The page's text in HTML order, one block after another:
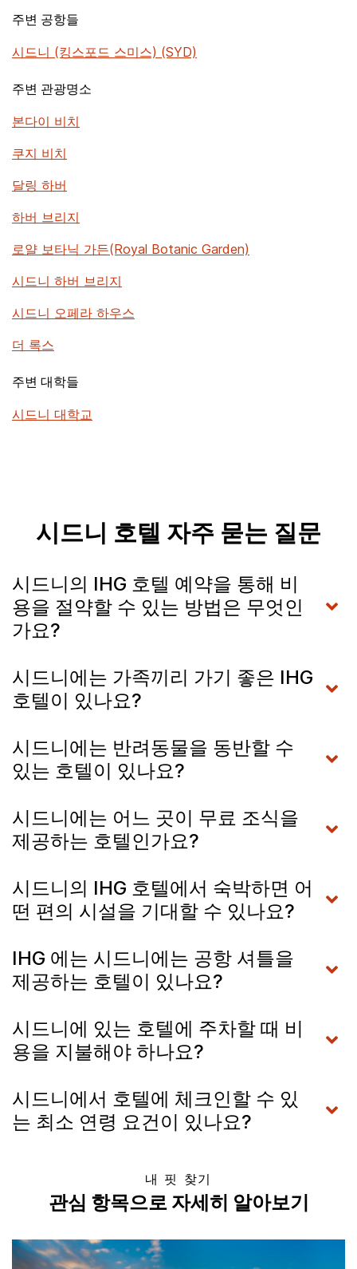
주변 공항들
시드니 (킹스포드 스미스) (SYD)
주변 관광명소
본다이 비치
쿠지 비치
달링 하버
하버 브리지
로얄 보타닉 가든(Royal Botanic Garden)
시드니 하버 브리지
시드니 오페라 하우스
더 록스
주변 대학들
시드니 대학교
시드니 호텔 자주 묻는 질문
시드니의 IHG 호텔 예약을 통해 비
용을 절약할 수 있는 방법은 무엇인
가요?
시드니에는 가족끼리 가기 좋은 IHG
호텔이 있나요?
시드니에는 반려동물을 동반할 수
있는 호텔이 있나요?
시드니에는 어느 곳이 무료 조식을
제공하는 호텔인가요?
시드니의 IHG 호텔에서 숙박하면 어
떤 편의 시설을 기대할 수 있나요?
IHG 에는 시드니에는 공항 셔틀을
제공하는 호텔이 있나요?
시드니에 있는 호텔에 주차할 때 비
용을 지불해야 하나요?
시드니에서 호텔에 체크인할 수 있
는 최소 연령 요건이 있나요?
내 핏 찾기
관심 항목으로 자세히 알아보기